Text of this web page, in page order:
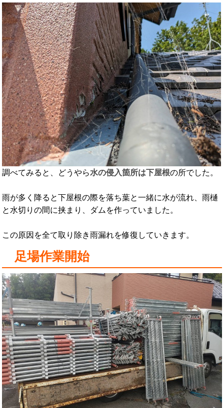
調べてみると、どうやら水の侵入箇所は下屋根の所でした。
雨が多く降ると下屋根の際を落ち葉と一緒に水が流れ、雨樋
と水切りの間に挟まり、ダムを作っていました。
この原因を全て取り除き雨漏れを修復していきます。
足場作業開始